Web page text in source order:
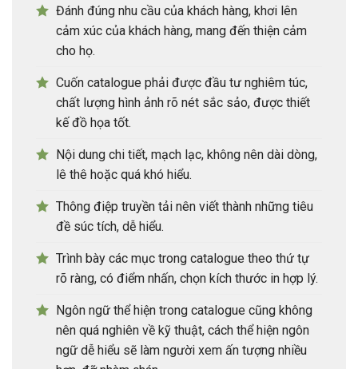
Đánh đúng nhu cầu của khách hàng, khơi lên
cảm xúc của khách hàng, mang đến thiện cảm
cho họ.
Cuốn catalogue phải được đầu tư nghiêm túc,
chất lượng hình ảnh rõ nét sắc sảo, được thiết
kế đồ họa tốt.
Nội dung chi tiết, mạch lạc, không nên dài dòng,
lê thê hoặc quá khó hiểu.
Thông điệp truyền tải nên viết thành những tiêu
đề súc tích, dễ hiểu.
Trình bày các mục trong catalogue theo thứ tự
rõ ràng, có điểm nhấn, chọn kích thước in hợp lý.
Ngôn ngữ thể hiện trong catalogue cũng không
nên quá nghiên về kỹ thuật, cách thể hiện ngôn
ngữ dễ hiểu sẽ làm người xem ấn tượng nhiều